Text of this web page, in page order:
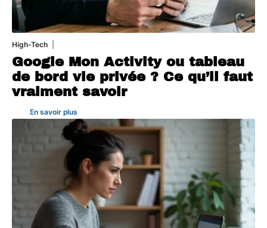
High-Tech
Google Mon Activity ou tableau
de bord vie privée ? Ce qu’il faut
vraiment savoir
En savoir plus